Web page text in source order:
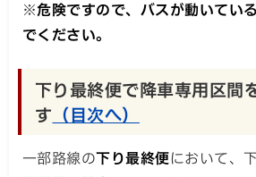
※危険ですので、バスが動いてい
でください。
下り最終便で降車専用区間
す （目次へ）
一部路線の 下り最終便において、